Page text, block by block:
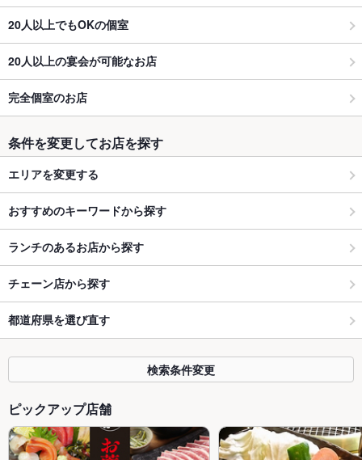
20人以上でもOKの個室
20人以上の宴会が可能なお店
完全個室のお店
条件を変更してお店を探す
エリアを変更する
おすすめのキーワードから探す
ランチのあるお店から探す
チェーン店から探す
都道府県を選び直す
検索条件変更
ピックアップ店舗